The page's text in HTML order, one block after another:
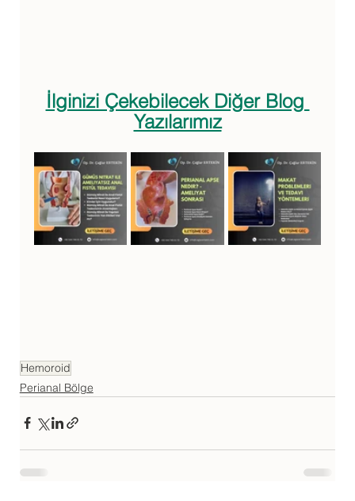
İlginizi Çekebilecek Diğer Blog
Yazılarımız
Hemoroid
Perianal Bölge